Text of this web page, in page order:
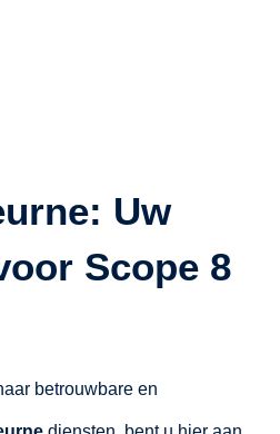
Uw
Scope 8
betrouwbare en